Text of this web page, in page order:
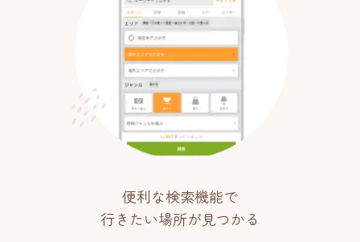
便利な検索機能で
行きたい場所が見つかる